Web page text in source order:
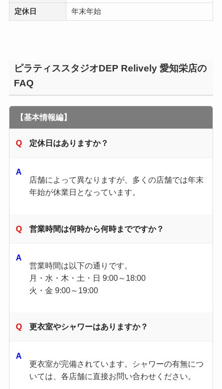
定休日 年末年始
ピラティススタジオDEP Relively 愛知栄店の
FAQ
【基本情報編】
定休日はありますか？
店舗によって異なりますが、多くの店舗では年末
年始が休業日となっています。
営業時間は何時から何時までですか？
営業時間は以下の通りです。
月・水・木・土・日 9:00～18:00
火・金 9:00～19:00
更衣室やシャワーはありますか？
更衣室が完備されています。​シャワーの有無につ
いては、各店舗に直接お問い合わせください。